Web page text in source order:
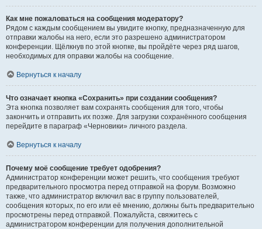
Как мне пожаловаться на сообщения модератору?
Рядом с каждым сообщением вы увидите кнопку, предназначенную для
отправки жалобы на него, если это разрешено администратором
конференции. Щёлкнув по этой кнопке, вы пройдёте через ряд шагов,
необходимых для оправки жалобы на сообщение.
Вернуться к началу
Что означает кнопка «Сохранить» при создании сообщения?
Эта кнопка позволяет вам сохранять сообщения для того, чтобы
закончить и отправить их позже. Для загрузки сохранённого сообщения
перейдите в параграф «Черновики» личного раздела.
Вернуться к началу
Почему моё сообщение требует одобрения?
Администратор конференции может решить, что сообщения требуют
предварительного просмотра перед отправкой на форум. Возможно
также, что администратор включил вас в группу пользователей,
сообщения которых, по его или её мнению, должны быть предварительно
просмотрены перед отправкой. Пожалуйста, свяжитесь с
администратором конференции для получения дополнительной